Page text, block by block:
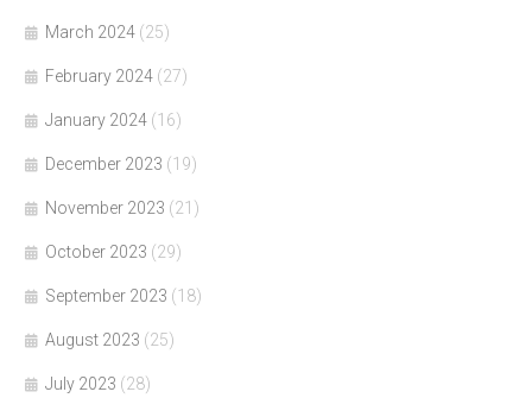
March 2024 (25)
February 2024 (27)
January 2024 (16)
December 2023 (19)
November 2023 (21)
October 2023 (29)
September 2023 (18)
August 2023 (25)
July 2023 (28)